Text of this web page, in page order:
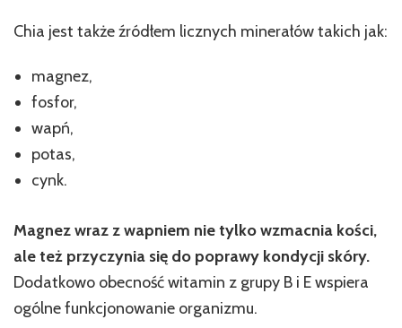
Chia jest także źródłem licznych minerałów takich jak:
magnez,
fosfor,
wapń,
potas,
cynk.
Magnez wraz z wapniem nie tylko wzmacnia kości,
ale też przyczynia się do poprawy kondycji skóry.
Dodatkowo obecność witamin z grupy B i E wspiera
ogólne funkcjonowanie organizmu.